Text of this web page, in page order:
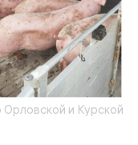
и Курской